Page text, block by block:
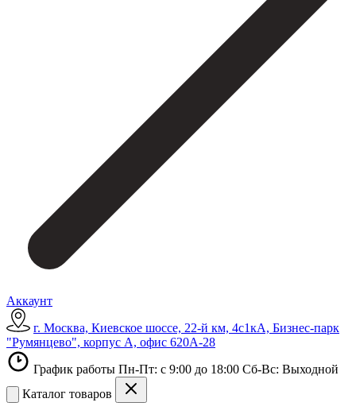
Аккаунт
г. Москва, Киевское шоссе, 22-й км, 4с1кА, Бизнес-парк
"Румянцево", корпус А, офис 620А-28
График работы Пн-Пт: с 9:00 до 18:00 Сб-Вс: Выходной
Каталог товаров